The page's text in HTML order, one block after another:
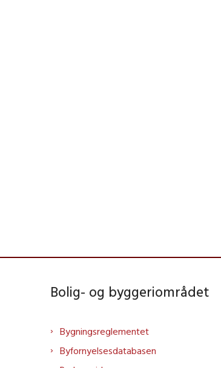
Bolig- og byggeriområdet
Bygningsreglementet
Byfornyelsesdatabasen